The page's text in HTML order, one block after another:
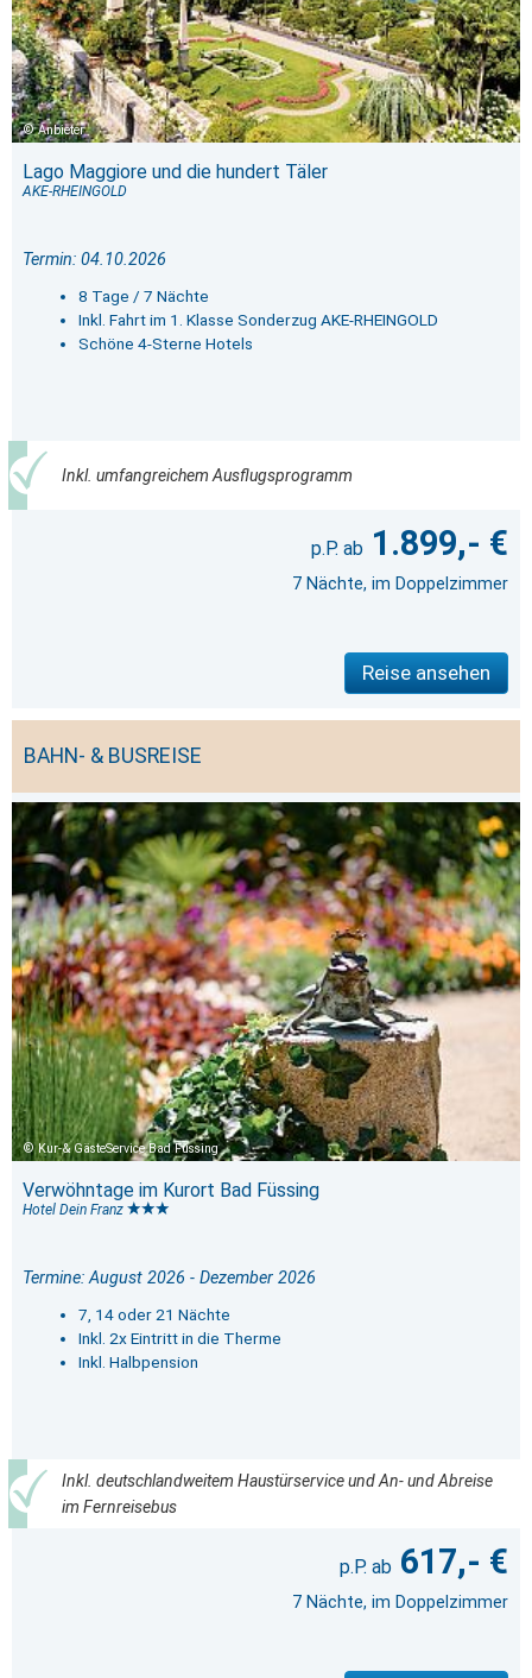
Anbieter
Lago Maggiore und die hundert Täler
AKE-RHEINGOLD
Termin: 04.10.2026
8 Tage / 7 Nächte
Inkl. Fahrt im 1. Klasse Sonderzug AKE-RHEINGOLD
Schöne 4-Sterne Hotels
Inkl. umfangreichem Ausflugsprogramm
1.899,- €
7 Nächte, im Doppelzimmer
Reise ansehen
BAHN- & BUSREISE
Kur-& GästeService Bad Füssing
Verwöhntage im Kurort Bad Füssing
Hotel Dein Franz
Termine: August 2026 - Dezember 2026
7, 14 oder 21 Nächte
Inkl. 2x Eintritt in die Therme
Inkl. Halbpension
Inkl. deutschlandweitem Haustürservice und An- und Abreise
im Fernreisebus
617,- €
7 Nächte, im Doppelzimmer